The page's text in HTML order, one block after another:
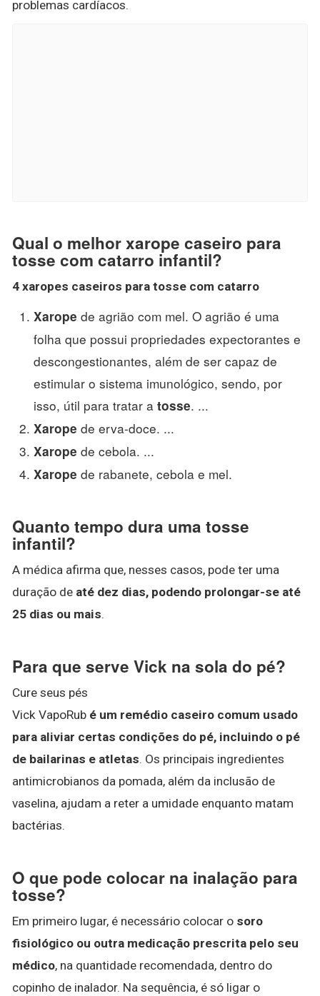
problemas cardíacos.
Qual o melhor xarope caseiro para
tosse com catarro infantil?
4 xaropes caseiros para tosse com catarro
Xarope de agrião com mel. O agrião é uma
folha que possui propriedades expectorantes e
descongestionantes, além de ser capaz de
estimular o sistema imunológico, sendo, por
isso, útil para tratar a tosse. ...
Xarope de erva-doce. ...
Xarope de cebola. ...
Xarope de rabanete, cebola e mel.
Quanto tempo dura uma tosse
infantil?
A médica afirma que, nesses casos, pode ter uma
duração de até dez dias, podendo prolongar-se até
25 dias ou mais.
Para que serve Vick na sola do pé?
Cure seus pés
Vick VapoRub é um remédio caseiro comum usado
para aliviar certas condições do pé, incluindo o pé
de bailarinas e atletas. Os principais ingredientes
antimicrobianos da pomada, além da inclusão de
vaselina, ajudam a reter a umidade enquanto matam
bactérias.
O que pode colocar na inalação para
tosse?
Em primeiro lugar, é necessário colocar o soro
fisiológico ou outra medicação prescrita pelo seu
médico, na quantidade recomendada, dentro do
copinho de inalador. Na sequência, é só ligar o